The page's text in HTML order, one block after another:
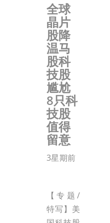
全球
晶片
股降
温马
股科
技股
尴尬
8只科
技股
值得
留意
3星期前
【专题/
特写】美